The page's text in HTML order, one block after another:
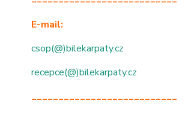
E-mail:
csop(@)bilekarpaty.cz
recepce(@)bilekarpaty.cz
___________________________